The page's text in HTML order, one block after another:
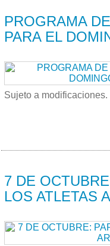
PROGRAMA
PARA EL
Sujeto a modificaciones.
7 DE
LOS ATLETAS